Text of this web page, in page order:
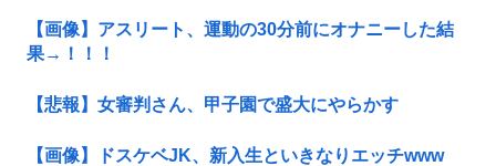
【画像】アスリート、運動の30分前にオナニーした結
果→！！！
【悲報】女審判さん、甲子園で盛大にやらかす
【画像】ドスケベJK、新入生といきなりエッチwww